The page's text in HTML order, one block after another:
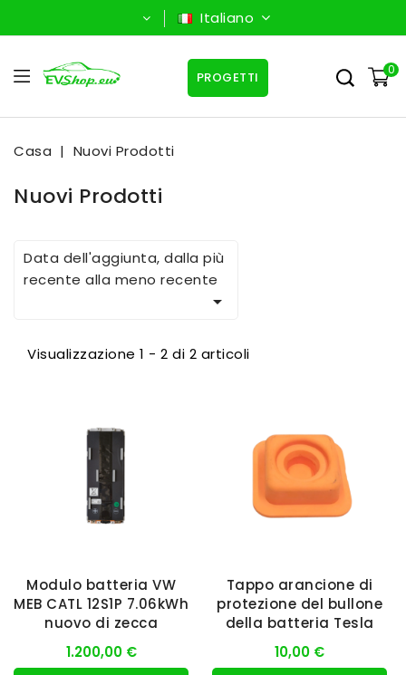
Italiano
0
PROGETTI
Casa Nuovi Prodotti
Nuovi Prodotti
Data dell'aggiunta, dalla più
recente alla meno recente

Visualizzazione 1 - 2 di 2 articoli
Modulo batteria VW
MEB CATL 12S1P 7.06kWh
nuovo di zecca
1.200,00 €
Tappo arancione di
protezione del bullone
della batteria Tesla
10,00 €